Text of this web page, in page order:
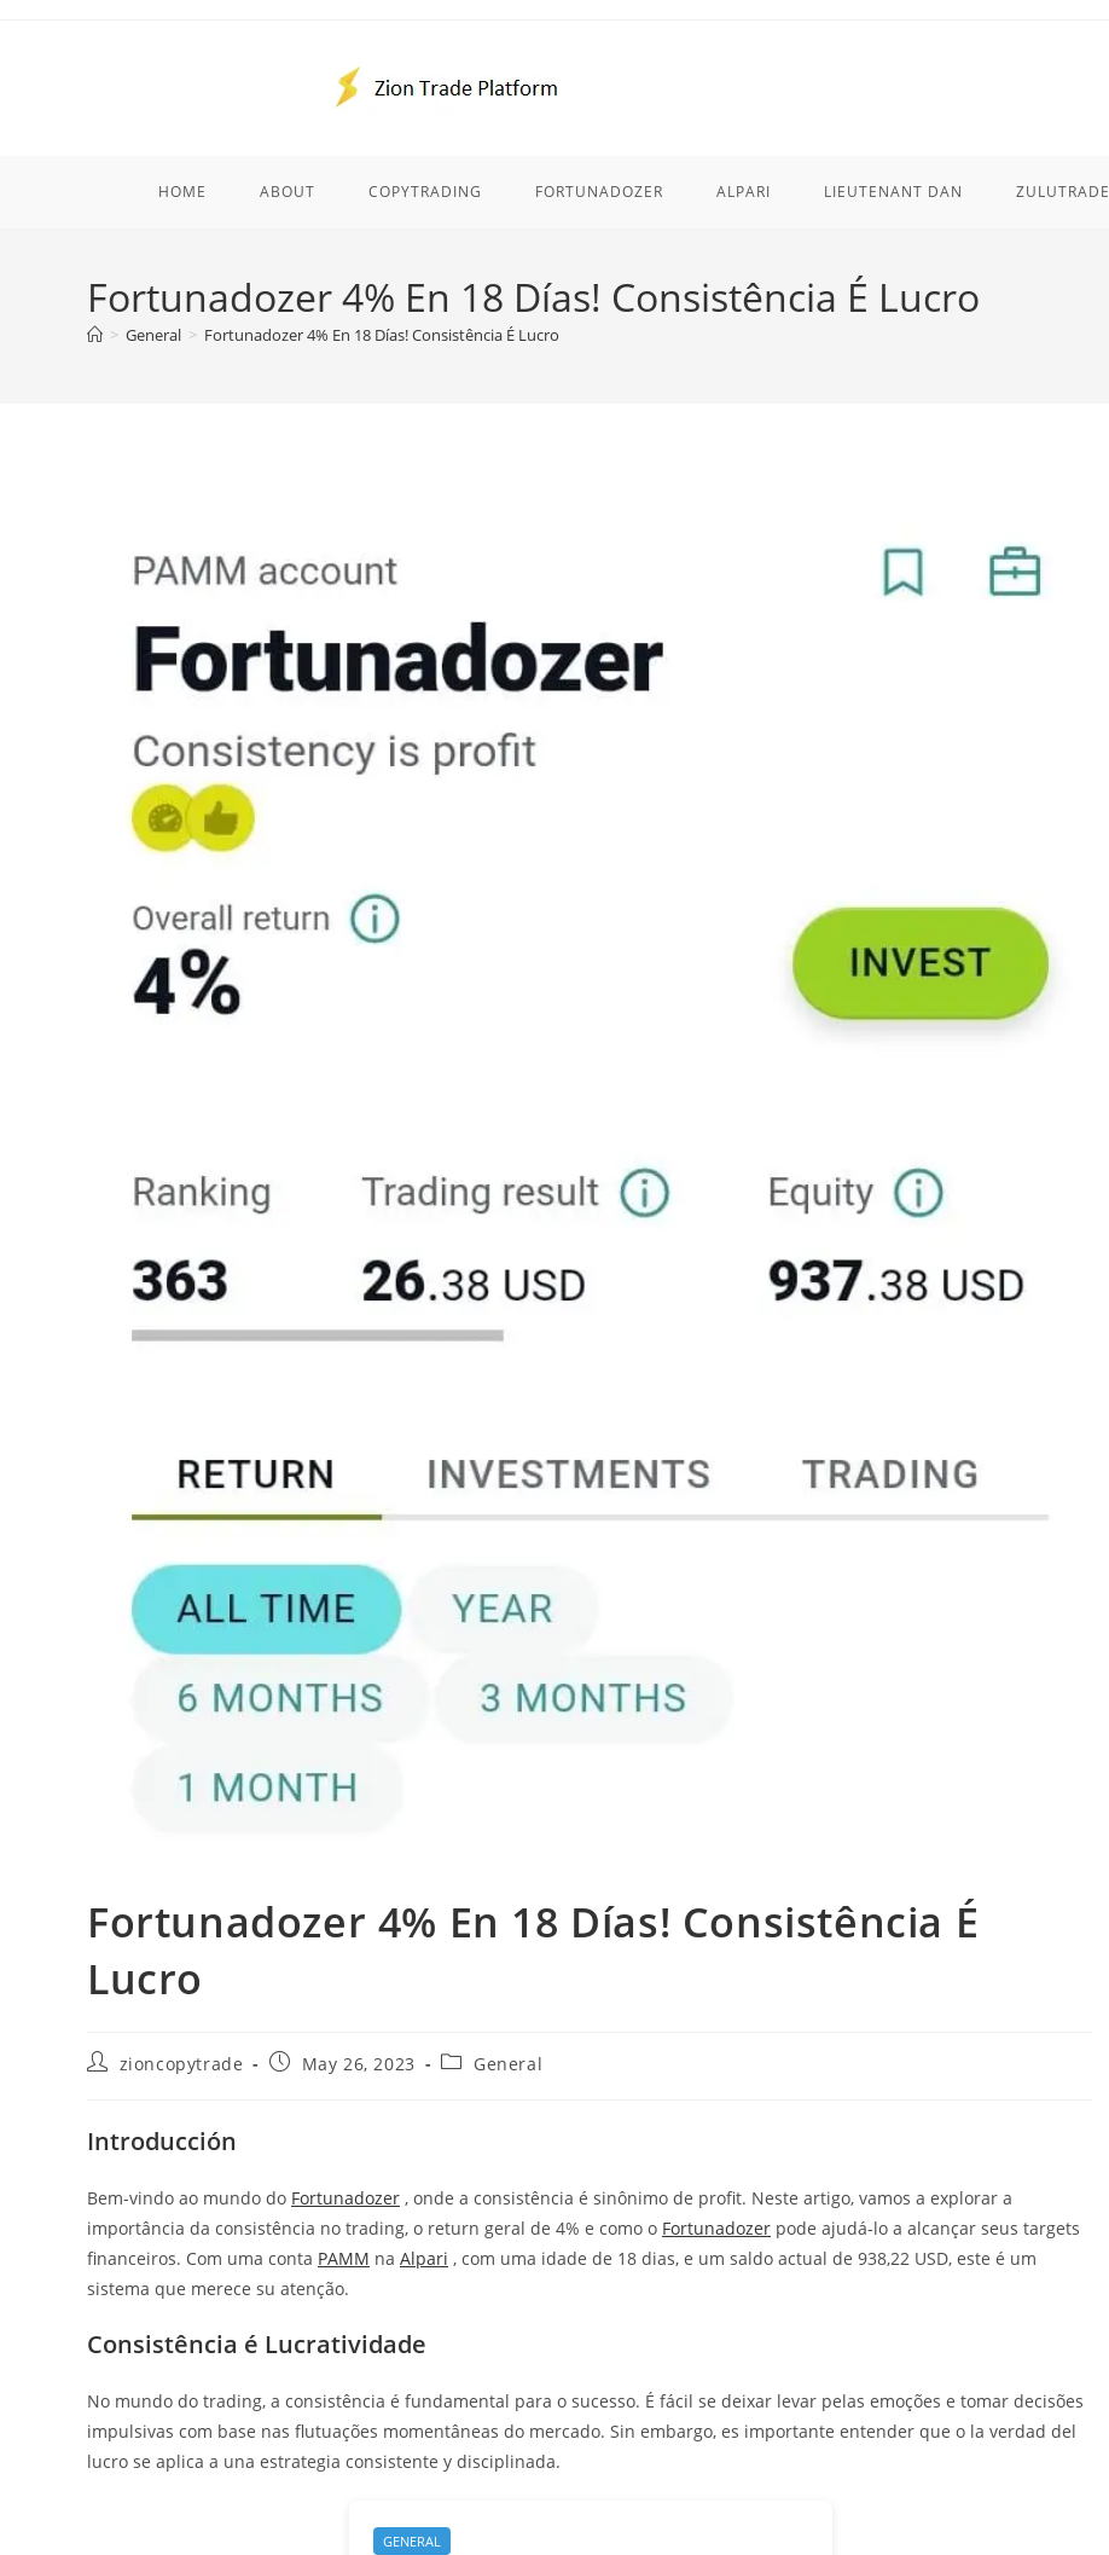
HOME ABOUT COPYTRADING FORTUNADOZER ALPARI LIEUTENANT DAN ZULUTRADE
Fortunadozer 4% En 18 Días! Consistência É Lucro
> General > Fortunadozer 4% En 18 Días! Consistência É Lucro
Fortunadozer 4% En 18 Días! Consistência É
Lucro
Postzioncopytrade
PostMay 26, 2023
PostGeneral
Introducción
Bem-vindo ao mundo do Fortunadozer , onde a consistência é sinônimo de profit. Neste artigo, vamos a explorar a
importância da consistência no trading, o return geral de 4% e como o Fortunadozer pode ajudá-lo a alcançar seus targets
financeiros. Com uma conta PAMM na Alpari , com uma idade de 18 dias, e um saldo actual de 938,22 USD, este é um
sistema que merece su atenção.
Consistência é Lucratividade
No mundo do trading, a consistência é fundamental para o sucesso. É fácil se deixar levar pelas emoções e tomar decisões
impulsivas com base nas flutuações momentâneas do mercado. Sin embargo, es importante entender que o la verdad del
lucro se aplica a una estrategia consistente y disciplinada.
GENERAL